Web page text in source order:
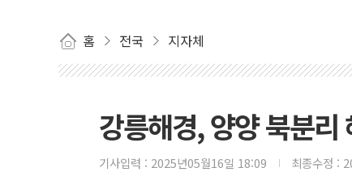
홈 전국 지자체
강릉해경, 양양 북분리
기사입력 : 2025년05월16일 18:09 최종수정 :